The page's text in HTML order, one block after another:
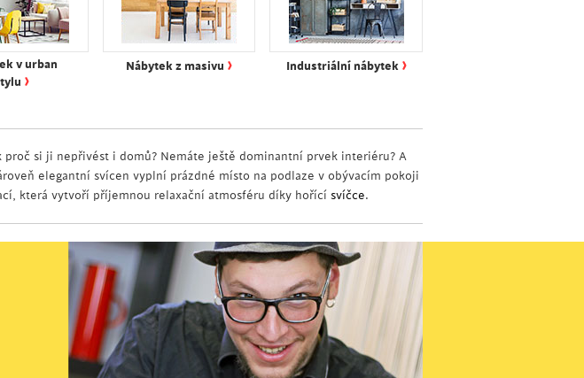
v urban
›
Nábytek z masivu › Industriální nábytek ›
proč si ji nepřivést i domů? Nemáte ještě dominantní prvek interiéru? A
elegantní svícen vyplní prázdné místo na podlaze v obývacím pokoji
která vytvoří příjemnou relaxační atmosféru díky hořící svíčce.